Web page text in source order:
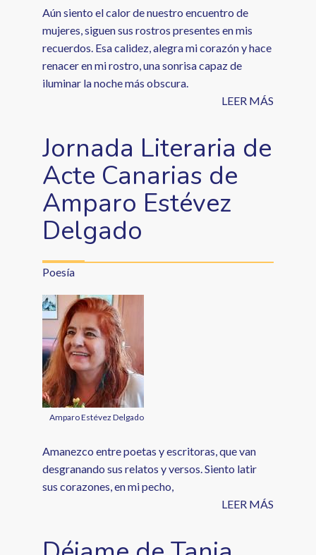
Aún siento el calor de nuestro encuentro de
mujeres, siguen sus rostros presentes en mis
recuerdos. Esa calidez, alegra mi corazón y hace
renacer en mi rostro, una sonrisa capaz de
iluminar la noche más obscura.
LEER MÁS
Jornada Literaria de
Acte Canarias de
Amparo Estévez
Delgado
Poesía
Amparo Estévez Delgado
Amanezco entre poetas y escritoras, que van
desgranando sus relatos y versos. Siento latir
sus corazones, en mi pecho,
LEER MÁS